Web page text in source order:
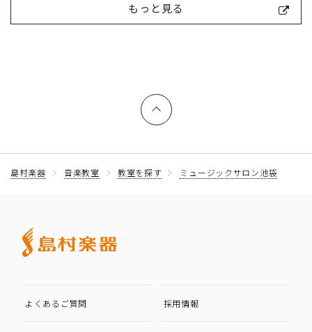
もっと見る
上へ戻る
島村楽器 音楽教室 教室を探す ミュージックサロン池袋
よくあるご質問 採用情報